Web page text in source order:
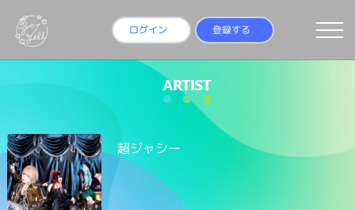
ログイン 登録する
超ジャシー